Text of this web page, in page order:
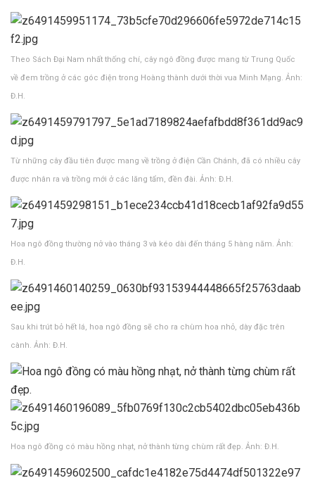
Theo Sách Đại Nam nhất thống chí, cây ngô đồng được mang từ Trung Quốc
về đem trồng ở các góc điện trong Hoàng thành dưới thời vua Minh Mạng. Ảnh:
Đ.H.
Từ những cây đầu tiên được mang về trồng ở điện Cần Chánh, đã có nhiều cây
được nhân ra và trồng mới ở các lăng tẩm, đền đài. Ảnh: Đ.H.
Hoa ngô đồng thường nở vào tháng 3 và kéo dài đến tháng 5 hàng năm. Ảnh:
Đ.H.
Sau khi trút bỏ hết lá, hoa ngô đồng sẽ cho ra chùm hoa nhỏ, dày đặc trên
cành. Ảnh: Đ.H.
Hoa ngô đồng có màu hồng nhạt, nở thành từng chùm rất đẹp. Ảnh: Đ.H.